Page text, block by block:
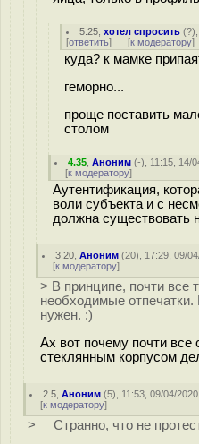
5.25 ,хотел спросить (?
[ответить] [к модератору]
куда? к мамке
геморно...
проще поставить
столом
4.35 ,Аноним (-), 11:15, 14/
[к модератору]
Аутентификация,
воли субъекта и с
должна существовать
3.20 ,Аноним (20), 17:29, 09/
[к модератору]
> В принципе, почти все
необходимые
нужен. :)
Ах вот почему почти
стеклянным корпусом
2.5 ,Аноним (5), 11:53, 09/04/
[к модератору]
> Странно, что не